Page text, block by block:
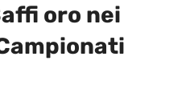
oro nei